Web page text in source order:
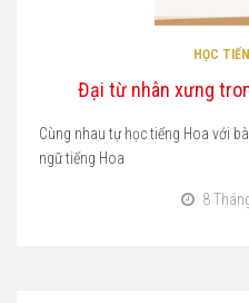
HỌC
Đại từ nhân xưng
Cùng nhau tự học tiếng Hoa với
ngữ tiếng Hoa
8